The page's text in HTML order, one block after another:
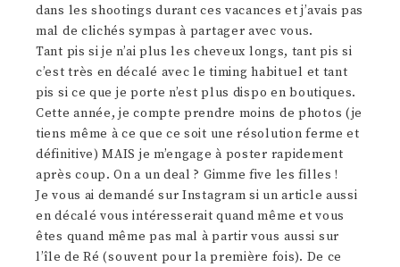
dans les shootings durant ces vacances et j’avais pas
mal de clichés sympas à partager avec vous.
Tant pis si je n’ai plus les cheveux longs, tant pis si
c’est très en décalé avec le timing habituel et tant
pis si ce que je porte n’est plus dispo en boutiques.
Cette année, je compte prendre moins de photos (je
tiens même à ce que ce soit une résolution ferme et
définitive) MAIS je m’engage à poster rapidement
après coup. On a un deal ? Gimme five les filles !
Je vous ai demandé sur Instagram si un article aussi
en décalé vous intéresserait quand même et vous
êtes quand même pas mal à partir vous aussi sur
l’île de Ré (souvent pour la première fois). De ce